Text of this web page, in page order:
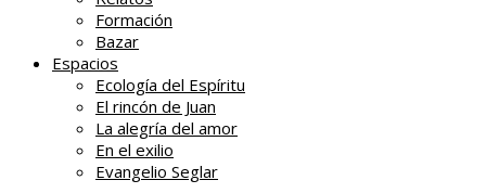
Formación
Bazar
Espacios
Ecología del Espíritu
El rincón de Juan
La alegría del amor
En el exilio
Evangelio Seglar